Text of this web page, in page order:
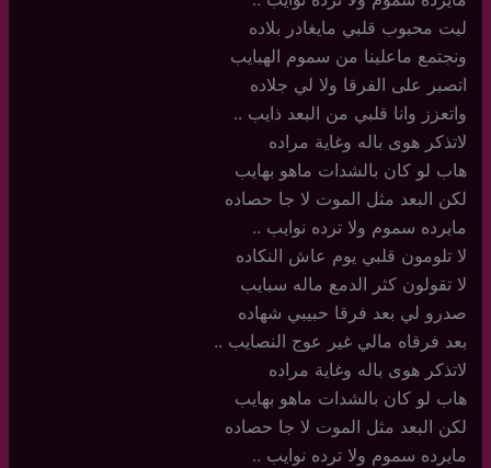
ليت محبوب قلبي مايغادر بلاده
ونجتمع ماعلينا من سموم الهبايب
اتصبر على الفرقا ولا لي جلاده
واتعزز وانا قلبي من البعد ذايب ..
لاتذكر هوى باله وغاية مراده
هاب لو كان بالشدات ماهو بهايب
لكن البعد مثل الموت لا جا حصاده
مايرده سموم ولا ترده نوايب ..
لا تلومون قلبي يوم عاش النكاده
لا تقولون كثر الدمع ماله سبايب
صدرو لي بعد فرقا حبيبي شهاده
بعد فرقاه مالي غير عوج النصايب ..
لاتذكر هوى باله وغاية مراده
هاب لو كان بالشدات ماهو بهايب
لكن البعد مثل الموت لا جا حصاده
مايرده سموم ولا ترده نوايب ..